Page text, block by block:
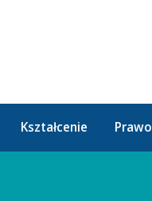
Kształcenie Prawo